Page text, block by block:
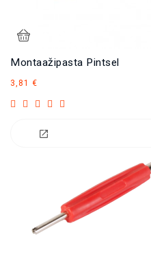
Montaažipasta Pintsel
3,81 €